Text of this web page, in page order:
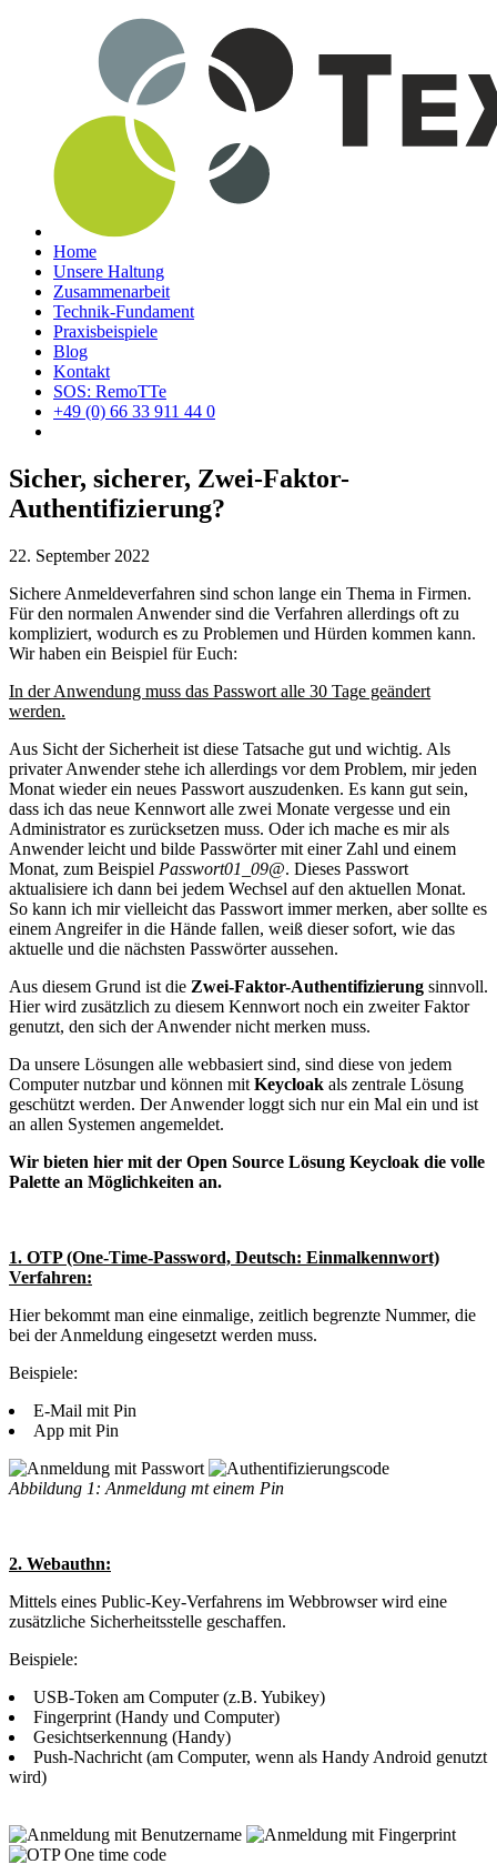
Home
Unsere Haltung
Zusammenarbeit
Technik-Fundament
Praxisbeispiele
Blog
Kontakt
SOS: RemoTTe
+49 (0) 66 33 911 44 0
Sicher, sicherer, Zwei-Faktor-
Authentifizierung?
22. September 2022
Sichere Anmeldeverfahren sind schon lange ein Thema in Firmen.
Für den normalen Anwender sind die Verfahren allerdings oft zu
kompliziert, wodurch es zu Problemen und Hürden kommen kann.
Wir haben ein Beispiel für Euch:
In der Anwendung muss das Passwort alle 30 Tage geändert
werden.
Aus Sicht der Sicherheit ist diese Tatsache gut und wichtig. Als
privater Anwender stehe ich allerdings vor dem Problem, mir jeden
Monat wieder ein neues Passwort auszudenken. Es kann gut sein,
dass ich das neue Kennwort alle zwei Monate vergesse und ein
Administrator es zurücksetzen muss. Oder ich mache es mir als
Anwender leicht und bilde Passwörter mit einer Zahl und einem
Monat, zum Beispiel Passwort01_09@. Dieses Passwort
aktualisiere ich dann bei jedem Wechsel auf den aktuellen Monat.
So kann ich mir vielleicht das Passwort immer merken, aber sollte es
einem Angreifer in die Hände fallen, weiß dieser sofort, wie das
aktuelle und die nächsten Passwörter aussehen.
Aus diesem Grund ist die Zwei-Faktor-Authentifizierung sinnvoll.
Hier wird zusätzlich zu diesem Kennwort noch ein zweiter Faktor
genutzt, den sich der Anwender nicht merken muss.
Da unsere Lösungen alle webbasiert sind, sind diese von jedem
Computer nutzbar und können mit Keycloak als zentrale Lösung
geschützt werden. Der Anwender loggt sich nur ein Mal ein und ist
an allen Systemen angemeldet.
Wir bieten hier mit der Open Source Lösung Keycloak die volle
Palette an Möglichkeiten an.
1. OTP (One-Time-Password, Deutsch: Einmalkennwort)
Verfahren:
Hier bekommt man eine einmalige, zeitlich begrenzte Nummer, die
bei der Anmeldung eingesetzt werden muss.
Beispiele:
E-Mail mit Pin
App mit Pin
Abbildung 1: Anmeldung mt einem Pin
2. Webauthn:
Mittels eines Public-Key-Verfahrens im Webbrowser wird eine
zusätzliche Sicherheitsstelle geschaffen.
Beispiele:
USB-Token am Computer (z.B. Yubikey)
Fingerprint (Handy und Computer)
Gesichtserkennung (Handy)
Push-Nachricht (am Computer, wenn als Handy Android genutzt
wird)